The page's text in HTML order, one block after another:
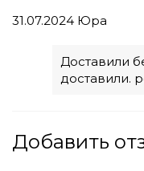
31.07.2024 Юра
Доставили
доставили.
Добавить